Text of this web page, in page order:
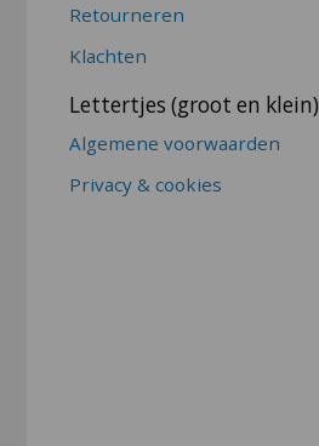
Retourneren
Klachten
Lettertjes (groot en klein)
Algemene voorwaarden
Privacy & cookies